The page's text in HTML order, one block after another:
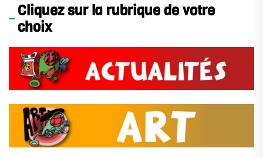
Cliquez sur la rubrique de votre
choix